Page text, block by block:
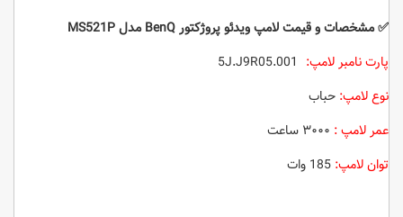
✅مشخصات و قیمت لامپ ویدئو پروژکتور BenQ مدل MS521P
پارت نامبر لامپ:
نوع لامپ: حباب
عمر لامپ : ۳۰۰۰ ساعت
توان لامپ: